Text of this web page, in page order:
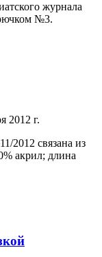
журнала
№3.
2012 г.
2012 связана из
акрил; длина